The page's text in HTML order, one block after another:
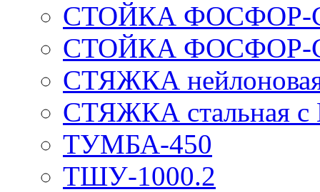
СТОЙКА ФОСФОР-
СТОЙКА ФОСФОР-
СТЯЖКА нейлоновая
СТЯЖКА стальная
ТУМБА-450
ТШУ-1000.2